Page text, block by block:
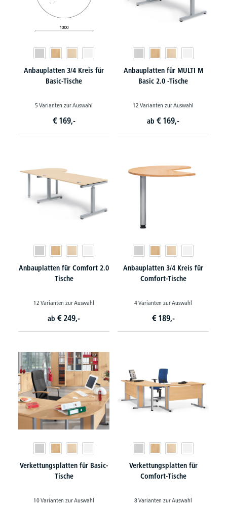
Anbauplatten 3/4 Kreis für
Basic-Tische
5 Varianten zur Auswahl
€ 169,-
Anbauplatten für MULTI M
Basic 2.0 -Tische
12 Varianten zur Auswahl
ab € 169,-
Anbauplatten für Comfort 2.0
Tische
12 Varianten zur Auswahl
ab € 249,-
Anbauplatten 3/4 Kreis für
Comfort-Tische
4 Varianten zur Auswahl
€ 189,-
Verkettungsplatten für Basic-
Tische
10 Varianten zur Auswahl
Verkettungsplatten für
Comfort-Tische
8 Varianten zur Auswahl